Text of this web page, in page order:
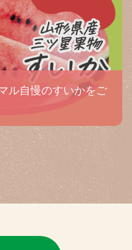
ル自慢のすいかをご